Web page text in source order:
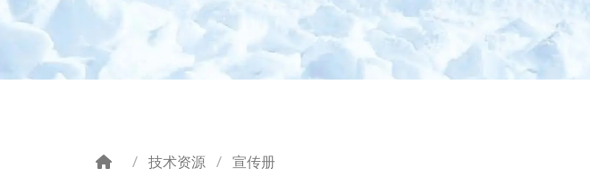
Breadcrumb
技术资源 宣传册